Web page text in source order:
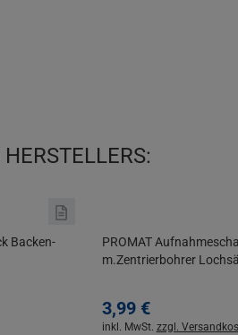
Backen-
PROMAT
m.Zentrierbohrer
3,99 €
inkl. MwSt. zzgl.